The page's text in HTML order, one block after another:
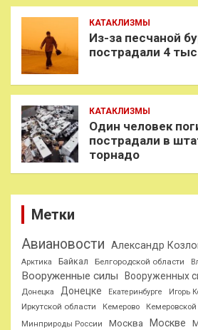
КАТАКЛИЗМЫ
Из-за песчаной
пострадали 4
КАТАКЛИЗМЫ
Один человек
пострадали в
торнадо
Метки
Авиановости Александр
Арктика
Байкал Белгородской области
Вооруженные силы Вооруженных
Донецка
Донецке Екатеринбурге Игорь
Иркутской области Кемерово Кемеровской
Минприроды России
Москва Москве